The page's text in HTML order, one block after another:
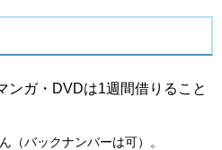
ンガ・DVDは1週間借りること
（バックナンバーは可）。